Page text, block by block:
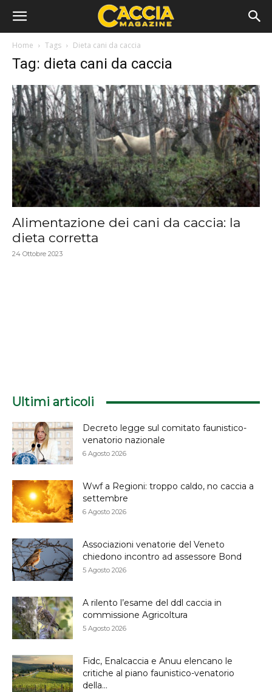
Home Tags Dieta cani da caccia
Tag: dieta cani da caccia
Alimentazione dei cani da caccia: la
dieta corretta
24 Ottobre 2023
Ultimi articoli
Decreto legge sul comitato faunistico-
venatorio nazionale
6 Agosto 2026
Wwf a Regioni: troppo caldo, no caccia a
settembre
6 Agosto 2026
Associazioni venatorie del Veneto
chiedono incontro ad assessore Bond
5 Agosto 2026
A rilento l’esame del ddl caccia in
commissione Agricoltura
5 Agosto 2026
Fidc, Enalcaccia e Anuu elencano le
critiche al piano faunistico-venatorio
della...